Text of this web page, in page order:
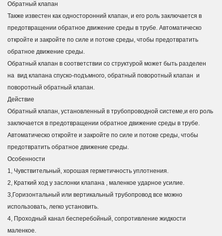
Обратный клапан
Также известен как односторонний клапан, и его роль заключается в
предотвращении обратное движение среды в трубе. Автоматическо
откройте и закройте по силе и потоке среды, чтобы предотвратить
обратное движение среды.
Обратный клапан в соответствии со структурой может быть разделен
на вид клапана спуско-подъмного, обратный поворотный клапан и
поворотный обратный клапан.
Действие
Обратный клапан, установленный в трубопроводной системе,и его роль
заключается в предотвращении обратное движение среды в трубе.
Автоматическо откройте и закройте по силе и потоке среды, чтобы
предотвратить обратное движение среды.
Особенности
1, Чувствительный, хорошая герметичность уплотнения.
2, Краткий ход у заслонки клапана , маленкое ударное усилие.
3,Горизонтальный или вертикальный трубопровод все можно
использовать, легко установить.
4, Проходный канал бесперебойный, сопротивление жидкости
маленкое.